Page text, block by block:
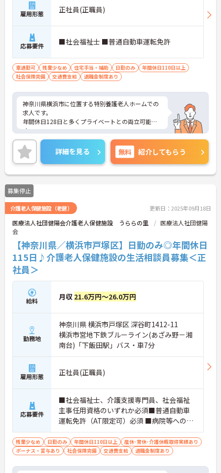
雇用形態 正社員(正職員)
応募要件 ■社会福祉士 ■普通自動車運転免許
車通勤可 残業少なめ 住宅手当・補助 日勤のみ
年間休日110日以上
社会保険完備
交通費支給 退職金制度あり
神奈川県横浜市に位置する特別養護老人ホームでの
求人です。
年間休日128日と多くプライベートとの両立可能で
す。
ご興味のある方はお気軽にお問い合わせ下さい。
詳細を見る 無料 紹介してもらう
募集停止
介護老人保健施設（老健） 更新日：2025年09月18日
医療法人社団健陽会介護老人保健施設 うららの里
医療法人社団健陽
会
【神奈川県／横浜市戸塚区】日勤のみ◎年間休日
115日♪介護老人保健施設の生活相談員募集＜正
社員＞
給料 月収 21.6万円～26.0万円
勤務地
神奈川県 横浜市戸塚区 深谷町1412-11
横浜市営地下鉄ブルーライン(あざみ野－湘
南台)「下飯田駅」バス・車7分
雇用形態 正社員(正職員)
応募要件
■社会福祉士、介護支援専門員、社会福祉
主事任用資格のいずれか必須■普通自動車
運転免許（AT限定可）必須 ■病院等への営
業訪問経験もしくは介護・福祉関係で相談
業務経験必須
残業少なめ 日勤のみ 年間休日110日以上
産休･育休･介護休暇取得実績あり
ボーナス・賞与あり
社会保険完備 交通費支給 退職金制度あり